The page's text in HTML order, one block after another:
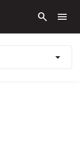
search menu
arrow_drop_down